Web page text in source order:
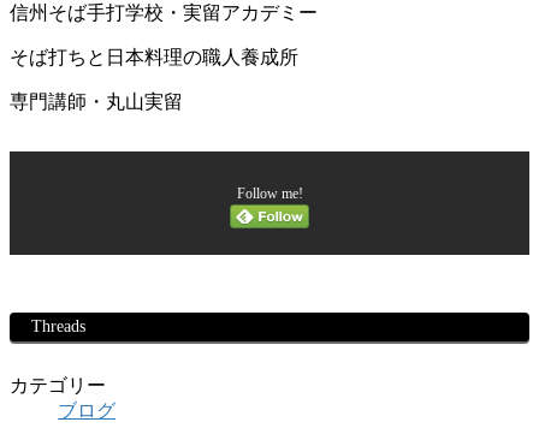
信州そば手打学校・実留アカデミー
そば打ちと日本料理の職人養成所
専門講師・丸山実留
Follow me!
Threads
カテゴリー
ブログ